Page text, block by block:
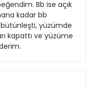
Bb ise açık
kadar bb
yüzümde
kapattı ve yüzüme